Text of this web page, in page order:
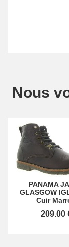
Nous
PANAMA
GLASGOW
Cuir
209.00